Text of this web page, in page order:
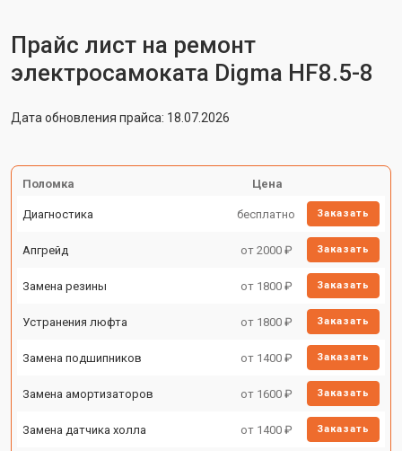
Прайс лист на ремонт
электросамоката Digma HF8.5-8
Дата обновления прайса: 18.07.2026
Поломка Цена
Диагностика бесплатно Заказать
Апгрейд от 2000 ₽ Заказать
Замена резины от 1800 ₽ Заказать
Устранения люфта от 1800 ₽ Заказать
Замена подшипников от 1400 ₽ Заказать
Замена амортизаторов от 1600 ₽ Заказать
Замена датчика холла от 1400 ₽ Заказать